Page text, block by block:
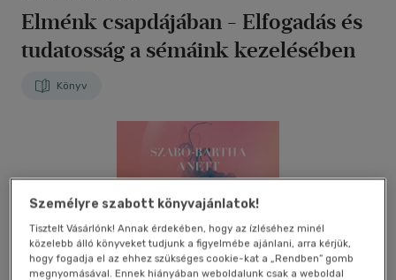
Elménk csapdájában - Elfogadás és
tudatosság a sémáink kezelésében
Könyv
Személyre szabott könyvajánlatok!
Tisztelt Vásárlónk! Annak érdekében, hogy az ízléséhez minél
közelebb álló könyveket tudjunk a figyelmébe ajánlani, arra kérjük,
hogy fogadja el az ehhez szükséges cookie-kat a „Rendben” gomb
megnyomásával. Ennek hiányában weboldalunk csak a weboldal